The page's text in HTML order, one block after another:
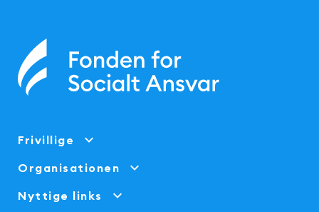
Frivillige
Organisationen
Nyttige links